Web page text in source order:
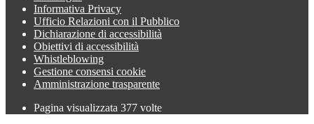
Informativa Privacy
Ufficio Relazioni con il Pubblico
Dichiarazione di accessibilità
Obiettivi di accessibilità
Whistleblowing
Gestione consensi cookie
Amministrazione trasparente
Pagina visualizzata 377 volte